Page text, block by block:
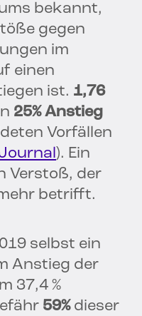
bekannt,
gegen
im
einen
ist. 1,76
25% Anstieg
Vorfällen
). Ein
Verstoß, der
betrifft.
selbst ein
Anstieg der
37,4 %
59%dieser